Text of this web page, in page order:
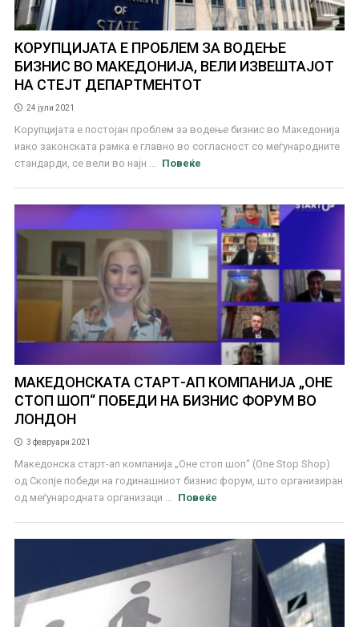
КОРУПЦИЈАТА Е ПРОБЛЕМ ЗА ВОДЕЊЕ
БИЗНИС ВО МАКЕДОНИЈА, ВЕЛИ ИЗВЕШТАЈОТ
НА СТЕЈТ ДЕПАРТМЕНТОТ
24 јули 2021
Корупцијата е постојан проблем за водење бизнис во Македонија
иако законската рамка е главно во согласност со меѓународните
стандарди, се вели во најн ...
Повеќе
МАКЕДОНСКАТА СТАРТ-АП КОМПАНИЈА „ОНЕ
СТОП ШОП“ ПОБЕДИ НА БИЗНИС ФОРУМ ВО
ЛОНДОН
3 февруари 2021
Македонска старт-ап компанија „Оне стоп шоп“ (One Stop Shop)
од Скопје победи на годинашниот бизнис форум, што организиран
од меѓународната организаци ...
Повеќе